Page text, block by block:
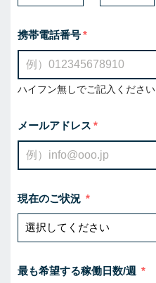
携帯電話番号
ハイフン無しでご記入ください
メールアドレス
現在のご状況
最も希望する稼働日数/週